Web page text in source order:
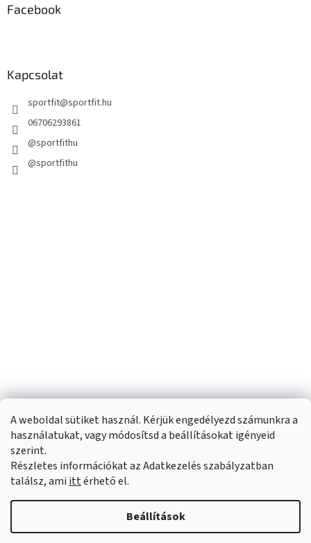
A weboldal sütiket használ. Kérjük engedélyezd számunkra a
használatukat, vagy módosítsd a beállításokat igényeid
szerint.
Részletes információkat az Adatkezelés szabályzatban
találsz, ami ittérhető el.
Beállítások
Facebook
Kapcsolat
sportfit@sportfit.hu
06706293861
@sportfithu
@sportfithu
Shoptet készítette
Sportfit.hu. Minden jog fenntartva.